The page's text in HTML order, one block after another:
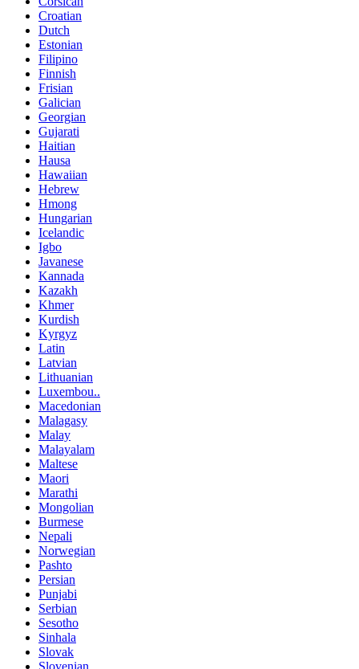
Croatian
Dutch
Estonian
Filipino
Finnish
Frisian
Galician
Georgian
Gujarati
Haitian
Hausa
Hawaiian
Hebrew
Hmong
Hungarian
Icelandic
Igbo
Javanese
Kannada
Kazakh
Khmer
Kurdish
Kyrgyz
Latin
Latvian
Lithuanian
Luxembou..
Macedonian
Malagasy
Malay
Malayalam
Maltese
Maori
Marathi
Mongolian
Burmese
Nepali
Norwegian
Pashto
Persian
Punjabi
Serbian
Sesotho
Sinhala
Slovak
Slovenian